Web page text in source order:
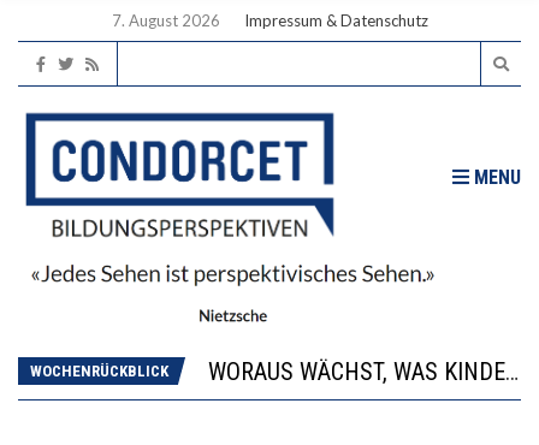
7. August 2026 Impressum & Datenschutz
MENU
WOCHENRÜCKBLICK
WORAUS WÄCHST, WAS KINDER TRÄGT
“WIR BEOBACHTEN EINEN REGELRECHTEN STURZFLUG BEI DEN LERNLEISTUNGEN”